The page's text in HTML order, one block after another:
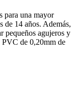
para una mayor
de 14 años. Además,
pequeños agujeros y
PVC de 0,20mm de